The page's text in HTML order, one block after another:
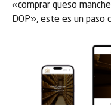
«comprar queso
DOP», este es un paso